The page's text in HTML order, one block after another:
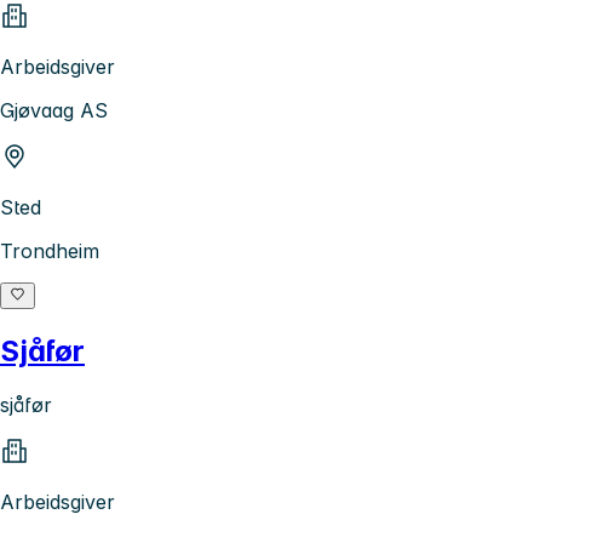
Arbeidsgiver
Gjøvaag AS
Sted
Trondheim
Sjåfør
sjåfør
Arbeidsgiver